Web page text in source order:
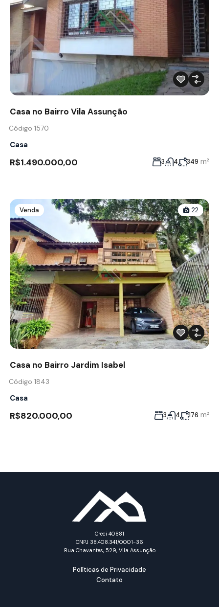
Casa no Bairro Vila Assunção
Código 1570
Casa
R$1.490.000,00 3 4 349 m²
Venda 22
Casa no Bairro Jardim Isabel
Código 1843
Casa
R$820.000,00 3 4 176 m²
Creci 40881
CNPJ 38.408.341/0001-36
Rua Chavantes, 529, Vila Assunção
Políticas de Privacidade
Contato